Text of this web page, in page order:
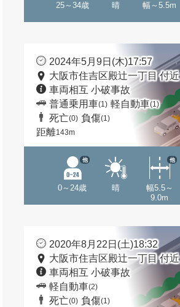
25～34歳 晴 幅～5.5m
2024年5月9日(木)17:57
大阪市住吉区殿辻一丁目 付近
車両相互 小破事故
普通乗用車(1) 軽自動車(1)
死亡(0) 負傷(1)
距離143m
0～24歳
他
晴
幅5.5～
9.0m
他
2020年8月22日(土)18:32
大阪市住吉区殿辻一丁目 付近
車両相互 小破事故
軽自動車(2)
死亡(0) 負傷(1)